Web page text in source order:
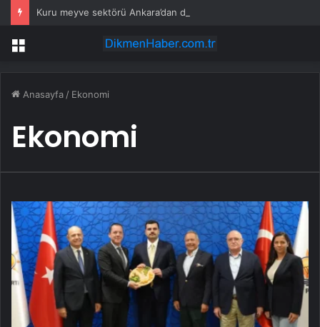
Kuru meyve sektörü Ankara’dan destek istedi
Menü
Anasayfa / Ekonomi
Ekonomi